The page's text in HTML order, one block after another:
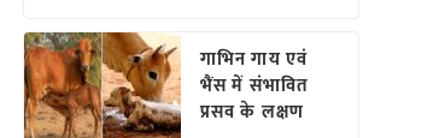
गाभिन गाय एवं
भैंस में संभावित
प्रसव के लक्षण